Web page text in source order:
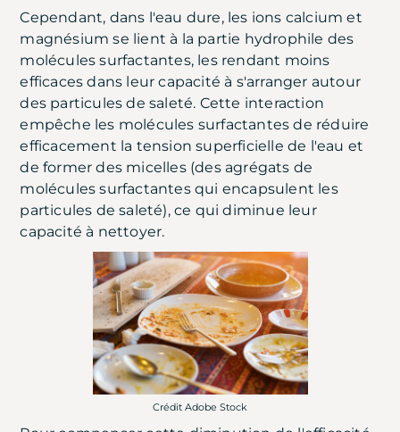
Cependant, dans l'eau dure, les ions calcium et
magnésium se lient à la partie hydrophile des
molécules surfactantes, les rendant moins
efficaces dans leur capacité à s'arranger autour
des particules de saleté. Cette interaction
empêche les molécules surfactantes de réduire
efficacement la tension superficielle de l'eau et
de former des micelles (des agrégats de
molécules surfactantes qui encapsulent les
particules de saleté), ce qui diminue leur
capacité à nettoyer.
Crédit Adobe Stock